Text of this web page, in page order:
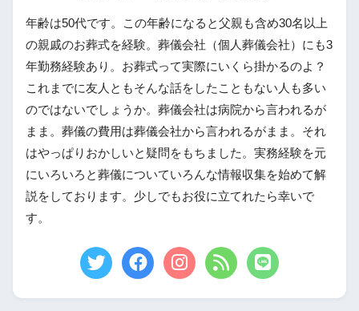
年齢は50代です。この年齢になると父親も含め30名以上
の親戚のお葬式を経験。葬儀会社（個人葬儀会社）にも3
年勤務経験あり。お葬式って実際にいくら掛かるのよ？
これまでに友人ともそんな話をしたこともない人も多い
のではないでしょうか。葬儀会社は病院から言われるが
まま。葬儀の費用は葬儀会社から言われるがまま。それ
はやっぱりおかしいと疑問をもちました。実務経験を元
にいろいろと葬儀についていろんな情報収集を始めて解
説をしております。少しでもお役に立てれたら幸いで
す。